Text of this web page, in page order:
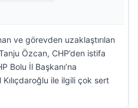
ve görevden uzaklaştırılan
Özcan, CHP’den istifa
Bolu İl Başkanı’na
ile ilgili çok sert